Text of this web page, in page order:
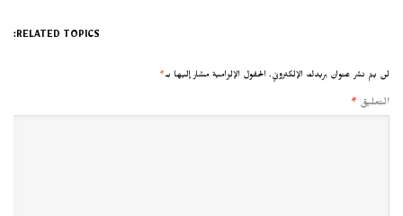
RELATED TOPICS:
لن يتم نشر عنوان بريدك الإلكتروني. الحقول الإلزامية مشار إليها بـ*
التعليق *